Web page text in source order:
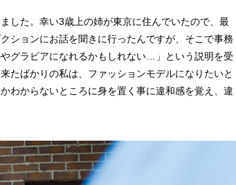
した。幸い3歳上の姉が東京に住んでいたので、最
ションにお話を聞きに行ったんですが、そこで事務
グラビアになれるかもしれない…」という説明を受
たばかりの私は、ファッションモデルになりたいと
わからないところに身を置く事に違和感を覚え、違